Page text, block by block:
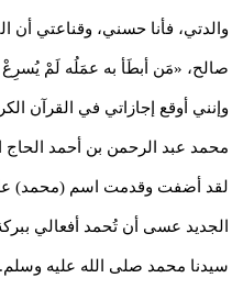
والدتي، فأنا حسني، وقناعتي
صالح، «مَن أبطَأ به عمَلُه لَمْ يُسرِعْ
وإنني أوقع إجازاتي في القرآن
محمد عبد الرحمن بن أحمد الحاج
لقد أضفت وقدمت اسم (محمد) على
الجديد عسى أن تُحمد أفعالي
سيدنا محمد صلى الله عليه وسلم.